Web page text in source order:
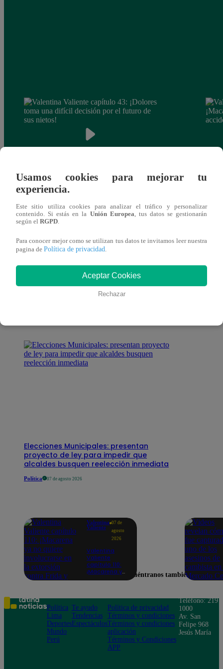
Valentina Valiente capítulo 43: ¡Dolores
toma una difícil decisión por el futuro de
sus nietos!
También te puede
Elecciones Municipales: presentan
proyecto de ley para impedir que
alcaldes busquen reelección inmediata
Política 07 de agosto 2026
Valentina
Valiente
07 de
agosto
2026
Valentina
Valiente
capítulo 110:
¡Macarena ya
extorsión
contra Frida y
Rodrigo!
Usamos cookies para mejorar tu
experiencia.
Este sitio utiliza cookies para analizar el tráfico y personalizar
contenido. Si estás en la Unión Europea, tus datos se gestionarán
según el RGPD.
Para conocer mejor como se utilizan tus datos te invitamos leer nuestra
pagina de Política de privacidad.
Aceptar Cookies
Rechazar
Encuéntranos también en
Política
Lima
Deportes
Mundo
Perú
Te ayudo
Tendencias
Espectáculos
Política de privacidad
Términos y condiciones
Términos y condiciones
aplicación
Términos y Condiciones
APP
Teléfono: 219
1000
Av. San
Felipe 968
Jesús María